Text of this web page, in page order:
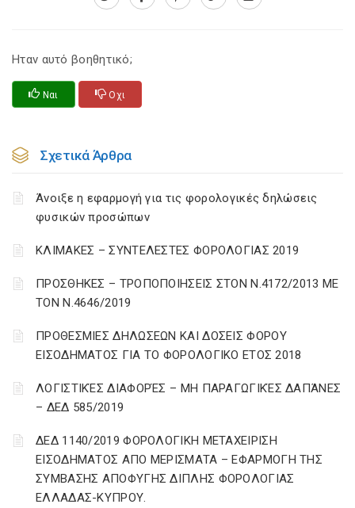
Ηταν αυτό βοηθητικό;
Ναι Οχι
Σχετικά Άρθρα
Άνοιξε η εφαρμογή για τις φορολογικές δηλώσεις
φυσικών προσώπων
ΚΛΙΜΑΚΕΣ – ΣΥΝΤΕΛΕΣΤΕΣ ΦΟΡΟΛΟΓΙΑΣ 2019
ΠΡΟΣΘΗΚΕΣ – ΤΡΟΠΟΠΟΙΗΣΕΙΣ ΣΤΟΝ Ν.4172/2013 ΜΕ
ΤΟΝ Ν.4646/2019
ΠΡΟΘΕΣΜΙΕΣ ΔΗΛΩΣΕΩΝ ΚΑΙ ΔΟΣΕΙΣ ΦΟΡΟΥ
ΕΙΣΟΔΗΜΑΤΟΣ ΓΙΑ ΤΟ ΦΟΡΟΛΟΓΙΚΟ ΕΤΟΣ 2018
ΛΟΓΙΣΤΙΚΈΣ ΔΙΑΦΟΡΈΣ – ΜΗ ΠΑΡΑΓΩΓΙΚΈΣ ΔΑΠΆΝΕΣ
– ΔΕΔ 585/2019
ΔΕΔ 1140/2019 ΦΟΡΟΛΟΓΙΚΗ ΜΕΤΑΧΕΙΡΙΣΗ
ΕΙΣΟΔΗΜΑΤΟΣ ΑΠΟ ΜΕΡΙΣΜΑΤΑ – ΕΦΑΡΜΟΓΗ ΤΗΣ
ΣΥΜΒΑΣΗΣ ΑΠΟΦΥΓΗΣ ΔΙΠΛΗΣ ΦΟΡΟΛΟΓΙΑΣ
ΕΛΛΑΔΑΣ-ΚΥΠΡΟΥ.